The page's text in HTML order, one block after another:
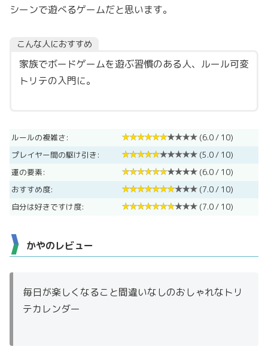
シーンで遊べるゲームだと思います。
こんな人におすすめ
家族でボードゲームを遊ぶ習慣のある人、ルール可変
トリテの入門に。
ルールの複雑さ:
(6.0 / 10)
プレイヤー間の駆け引き:
(5.0 / 10)
運の要素:
(6.0 / 10)
おすすめ度:
(7.0 / 10)
自分は好きですけ度:
(7.0 / 10)
かやのレビュー
毎日が楽しくなること間違いなしのおしゃれなトリ
テカレンダー